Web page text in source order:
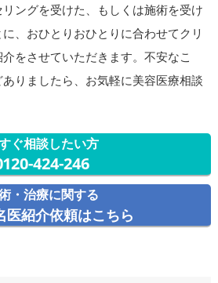
ングを受けた、もしくは施術を受け
、おひとりおひとりに合わせてクリ
をさせていただきます。不安なこ
りましたら、お気軽に美容医療相談
ぐ相談したい方
424-246
・治療に関する
医紹介依頼はこちら